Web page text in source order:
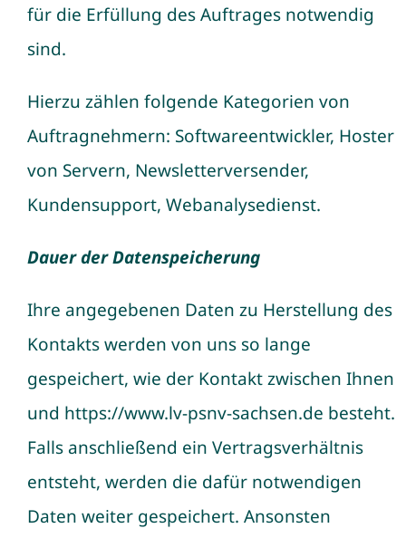
für die Erfüllung des Auftrages notwendig
sind.
Hierzu zählen folgende Kategorien von
Auftragnehmern: Softwareentwickler, Hoster
von Servern, Newsletterversender,
Kundensupport, Webanalysedienst.
Dauer der Datenspeicherung
Ihre angegebenen Daten zu Herstellung des
Kontakts werden von uns so lange
gespeichert, wie der Kontakt zwischen Ihnen
und https://www.lv-psnv-sachsen.de besteht.
Falls anschließend ein Vertragsverhältnis
entsteht, werden die dafür notwendigen
Daten weiter gespeichert. Ansonsten